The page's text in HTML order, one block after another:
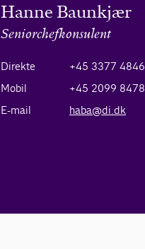
Hanne Baunkjær
Seniorchefkonsulent
Direkte
+45 3377 4846
Mobil
+45 2099 8478
E-mail
haba@di.dk